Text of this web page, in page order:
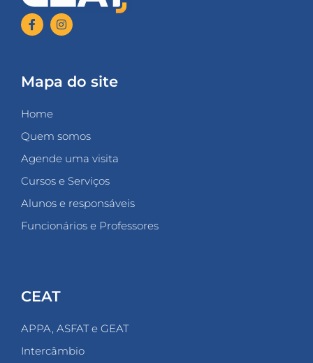
Mapa do site
Home
Quem somos
Agende uma visita
Cursos e Serviços
Alunos e responsáveis
Funcionários e Professores
CEAT
APPA, ASFAT e GEAT
Intercâmbio